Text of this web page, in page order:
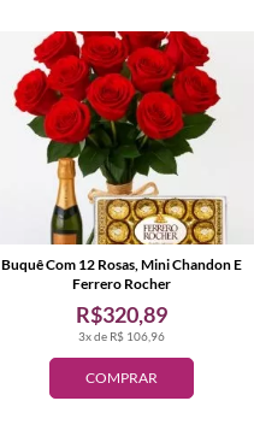
COMPRAR
3x de R$ 106,96
R$320,89
Buquê Com 12 Rosas, Mini Chandon E
Ferrero Rocher